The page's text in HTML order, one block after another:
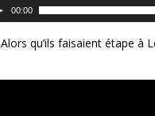
00:00
Alors qu’ils faisaient étape à